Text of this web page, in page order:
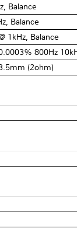
Balance
Balance
1kHz, Balance
800Hz
(2ohm)